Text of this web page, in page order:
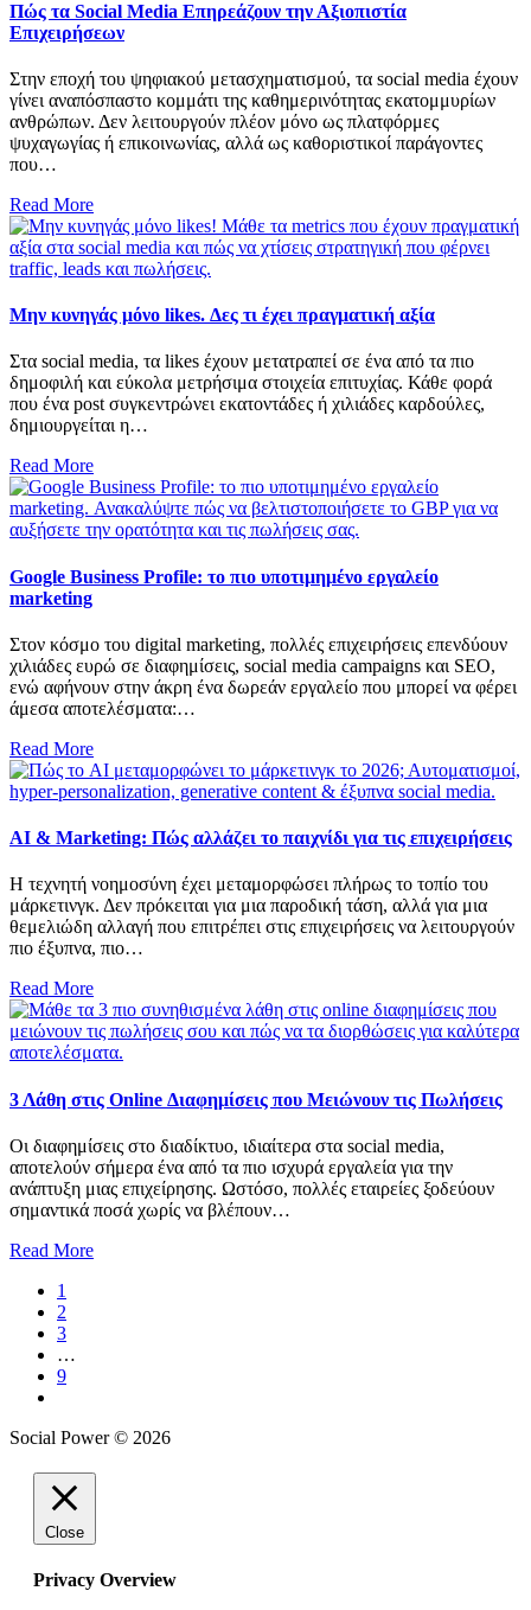
Πώς τα Social Media Επηρεάζουν την Αξιοπιστία
Επιχειρήσεων
Στην εποχή του ψηφιακού μετασχηματισμού, τα social media έχουν
γίνει αναπόσπαστο κομμάτι της καθημερινότητας εκατομμυρίων
ανθρώπων. Δεν λειτουργούν πλέον μόνο ως πλατφόρμες
ψυχαγωγίας ή επικοινωνίας, αλλά ως καθοριστικοί παράγοντες
που…
Read More
Μην κυνηγάς μόνο likes. Δες τι έχει πραγματική αξία
Στα social media, τα likes έχουν μετατραπεί σε ένα από τα πιο
δημοφιλή και εύκολα μετρήσιμα στοιχεία επιτυχίας. Κάθε φορά
που ένα post συγκεντρώνει εκατοντάδες ή χιλιάδες καρδούλες,
δημιουργείται η…
Read More
Google Business Profile: το πιο υποτιμημένο εργαλείο
marketing
Στον κόσμο του digital marketing, πολλές επιχειρήσεις επενδύουν
χιλιάδες ευρώ σε διαφημίσεις, social media campaigns και SEO,
ενώ αφήνουν στην άκρη ένα δωρεάν εργαλείο που μπορεί να φέρει
άμεσα αποτελέσματα:…
Read More
AI & Marketing: Πώς αλλάζει το παιχνίδι για τις επιχειρήσεις
Η τεχνητή νοημοσύνη έχει μεταμορφώσει πλήρως το τοπίο του
μάρκετινγκ. Δεν πρόκειται για μια παροδική τάση, αλλά για μια
θεμελιώδη αλλαγή που επιτρέπει στις επιχειρήσεις να λειτουργούν
πιο έξυπνα, πιο…
Read More
3 Λάθη στις Online Διαφημίσεις που Μειώνουν τις Πωλήσεις
Οι διαφημίσεις στο διαδίκτυο, ιδιαίτερα στα social media,
αποτελούν σήμερα ένα από τα πιο ισχυρά εργαλεία για την
ανάπτυξη μιας επιχείρησης. Ωστόσο, πολλές εταιρείες ξοδεύουν
σημαντικά ποσά χωρίς να βλέπουν…
Read More
1
2
3
…
9
Social Power © 2026
Close
Privacy Overview